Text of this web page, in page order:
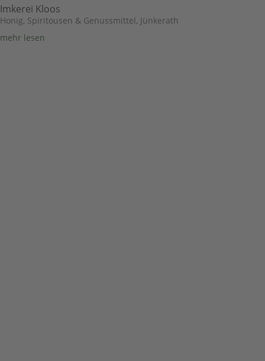
Imkerei Kloos
Honig, Spiritousen & Genussmittel, Jünkerath
mehr lesen